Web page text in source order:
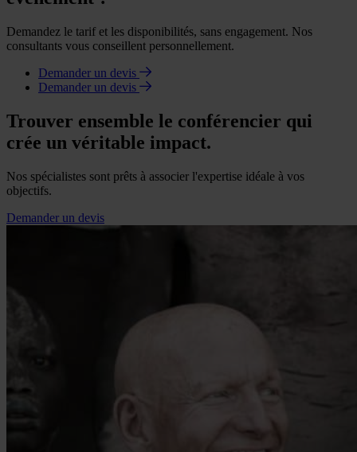
Demandez le tarif et les disponibilités, sans engagement. Nos
consultants vous conseillent personnellement.
Demander un devis
Demander un devis
Trouver ensemble le conférencier qui
crée un véritable impact.
Nos spécialistes sont prêts à associer l'expertise idéale à vos
objectifs.
Demander un devis